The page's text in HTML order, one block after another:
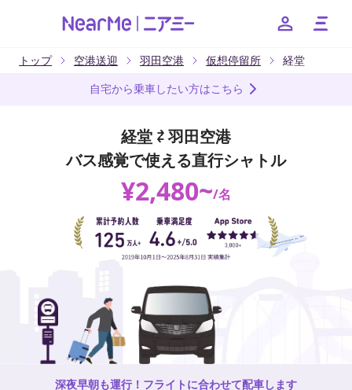
友だちに追加
English 簡体中文 繁体中文 한국어
トップ 空港送迎 羽田空港 仮想停留所 経堂
自宅から乗車したい方はこちら
経堂 ⇄ 羽田空港
バス感覚で使える直行シャトル
¥2,480~/名
深夜早朝も運行！フライトに合わせて配車します